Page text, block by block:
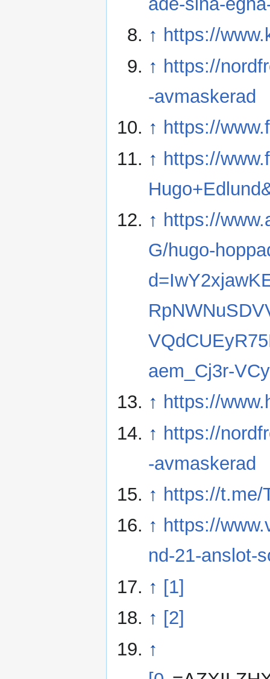
↑ https://
↑ https://
-avmaskerad
↑ https://
↑ https://
↑ https://
G/hugo-
aem_Cj3r-
↑ https://
↑ https://
-avmaskerad
↑ https://t.me/
↑ https://
nd-21-anslot-
↑ [1]
↑ [2]
↑